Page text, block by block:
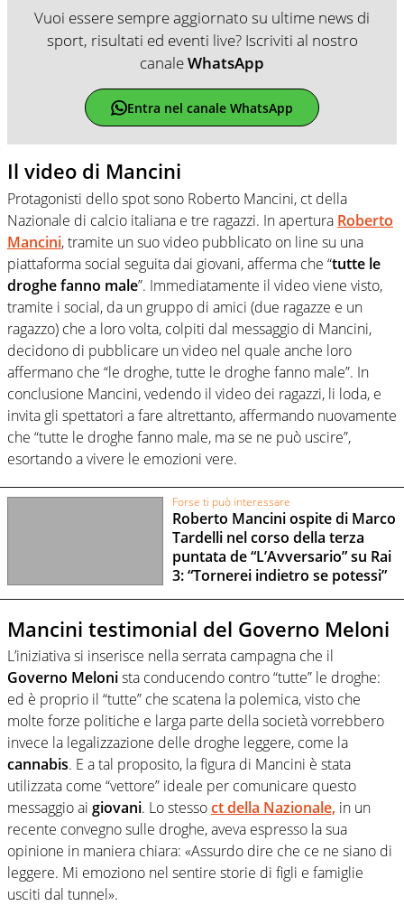
Vuoi essere sempre aggiornato su ultime news di
sport, risultati ed eventi live? Iscriviti al nostro
canaleWhatsApp
Entra nel canale WhatsApp
Il video di Mancini
Protagonisti dello spot sono Roberto Mancini, ct della
Nazionale di calcio italiana e tre ragazzi. In apertura Roberto
Mancini, tramite un suo video pubblicato on line su una
piattaforma social seguita dai giovani, afferma che “tutte le
droghe fanno male”. Immediatamente il video viene visto,
tramite i social, da un gruppo di amici (due ragazze e un
ragazzo) che a loro volta, colpiti dal messaggio di Mancini,
decidono di pubblicare un video nel quale anche loro
affermano che “le droghe, tutte le droghe fanno male”. In
conclusione Mancini, vedendo il video dei ragazzi, li loda, e
invita gli spettatori a fare altrettanto, affermando nuovamente
che “tutte le droghe fanno male, ma se ne può uscire”,
esortando a vivere le emozioni vere.
Forse ti può interessare
Roberto Mancini ospite di Marco
Tardelli nel corso della terza
puntata de “L’Avversario” su Rai
3: “Tornerei indietro se potessi”
Mancini testimonial del Governo Meloni
L’iniziativa si inserisce nella serrata campagna che il
Governo Melonista conducendo contro “tutte” le droghe:
ed è proprio il “tutte” che scatena la polemica, visto che
molte forze politiche e larga parte della società vorrebbero
invece la legalizzazione delle droghe leggere, come la
cannabis. E a tal proposito, la figura di Mancini è stata
utilizzata come “vettore” ideale per comunicare questo
messaggio ai giovani. Lo stessoct della Nazionale, in un
recente convegno sulle droghe, aveva espresso la sua
opinione in maniera chiara: «Assurdo dire che ce ne siano di
leggere. Mi emoziono nel sentire storie di figli e famiglie
usciti dal tunnel».